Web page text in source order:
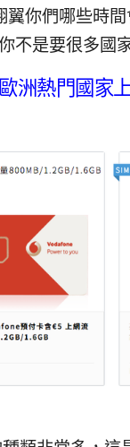
翼你們哪些時
不是要很多國
歐洲熱門國家